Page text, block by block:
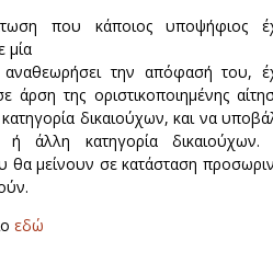
που κάποιος υποψήφιος
μία
αναθεωρήσει την απόφασή του,
της οριστικοποιημένης
δικαιούχων, και να
άλλη κατηγορία δικαιούχων.
θα μείνουν σε κατάσταση
εδώ